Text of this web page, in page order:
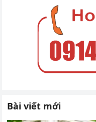
Bài viết mới